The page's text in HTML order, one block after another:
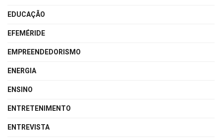
EDUCAÇÃO
EFEMÉRIDE
EMPREENDEDORISMO
ENERGIA
ENSINO
ENTRETENIMENTO
ENTREVISTA